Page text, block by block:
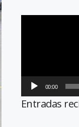
00:00
Entradas